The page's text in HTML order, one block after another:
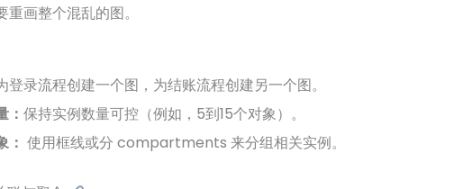
画整个混乱的图。
登录流程创建一个图，为结账流程创建另一个图。
： 保持实例数量可控（例如，5到15个对象）。
： 使用框线或分 compartments 来分组相关实例。